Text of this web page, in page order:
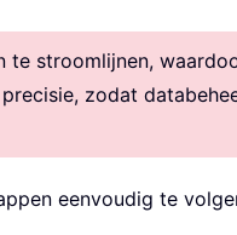
stroomlijnen,
zodat
eenvoudig te